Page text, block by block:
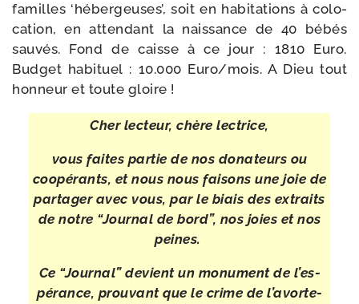
familles ‘héber­geuses’, soit en habi­ta­tions à colo­
ca­tion, en atten­dant la nais­sance de 40 bébés
sau­vés. Fond de caisse à ce jour : 1810 Euro.
Budget habi­tuel : 10.000 Euro/​mois. A Dieu tout
hon­neur et toute gloire !
Cher lec­teur, chère lectrice,
vous faites par­tie de nos dona­teurs ou
coopé­rants, et nous nous fai­sons une joie de
par­ta­ger avec vous, par le biais des extraits
de notre “Journal de bord”, nos joies et nos
peines.
Ce “Journal” devient un monu­ment de l’es­
pé­rance, prou­vant que le crime de l’a­vor­te­